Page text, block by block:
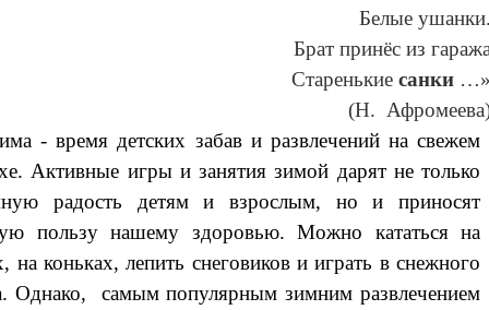
Белые
Брат принёс из
Старенькие санки
(Н.
- время детских забав и развлечений на свежем
Активные игры и занятия зимой дарят не только
радость детям и взрослым, но и приносят
пользу нашему здоровью. Можно кататься на
на коньках, лепить снеговиков и играть в снежного
Однако, самым популярным зимним развлечением